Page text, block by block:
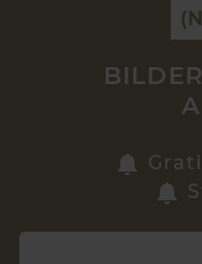
Vragen? Neem